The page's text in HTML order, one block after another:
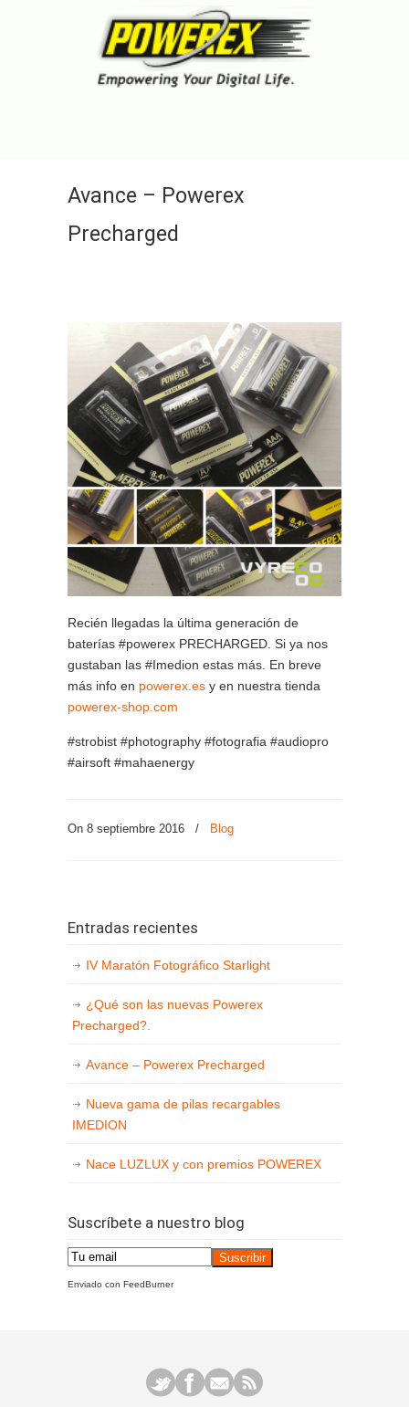
Avance – Powerex
Precharged
Recién llegadas la última generación de
baterías #powerex PRECHARGED. Si ya nos
gustaban las #Imedion estas más. En breve
más info en powerex.es y en nuestra tienda
powerex-shop.com
#strobist #photography #fotografia #audiopro
#airsoft #mahaenergy
On 8 septiembre 2016 / Blog
Entradas recientes
IV Maratón Fotográfico Starlight
¿Qué son las nuevas Powerex
Precharged?.
Avance – Powerex Precharged
Nueva gama de pilas recargables
IMEDION
Nace LUZLUX y con premios POWEREX
Suscríbete a nuestro blog
Enviado con FeedBurner